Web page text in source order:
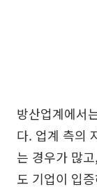
방산업계에서
다. 업계 측의
는 경우가 많
도 기업이 입